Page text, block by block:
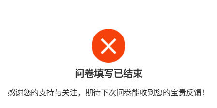
问卷填写已结束
感谢您的支持与关注，期待下次问卷能收到您的宝贵反馈！